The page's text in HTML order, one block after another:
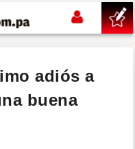
adiós a
buena